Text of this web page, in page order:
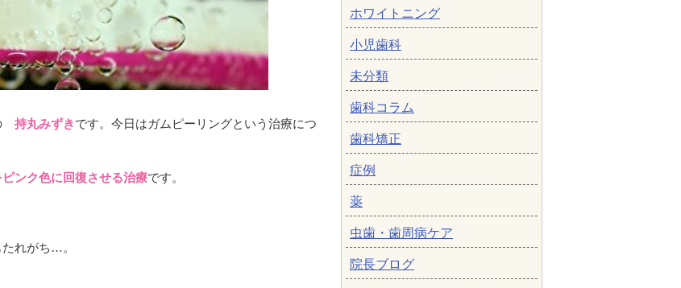
持丸みずきです。今日はガムピーリングという治療につ
ンク色に回復させる治療です。
れがち…。
ホワイトニング
小児歯科
未分類
歯科コラム
歯科矯正
症例
薬
虫歯・歯周病ケア
院長ブログ